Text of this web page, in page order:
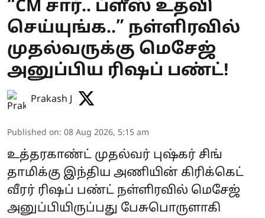
“CM சார்.. ப்ளீஸ் உதவி
செய்யுங்க..” நள்ளிரவில்
முதல்வருக்கு மெசேஜ்
அனுப்பிய ரிஷப் பண்ட்!
Prakash J
Published on: 08 Aug 2026, 5:15 am
உத்தரகாண்ட் முதல்வர் புஷ்கர் சிங்
தாமிக்கு இந்திய அணியின் கிரிக்கெட்
வீரர் ரிஷப் பண்ட் நள்ளிரவில் மெசேஜ்
அனுப்பியிருப்பது பேசுபொருளாகி